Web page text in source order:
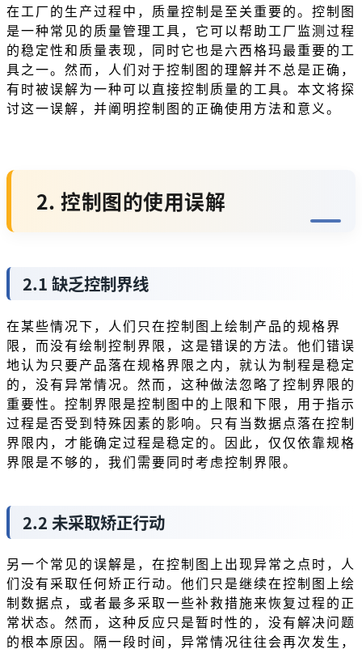
在工厂的生产过程中，质量控制是至关重要的。控制图
是一种常见的质量管理工具，它可以帮助工厂监测过程
的稳定性和质量表现，同时它也是六西格玛最重要的工
具之一。然而，人们对于控制图的理解并不总是正确，
有时被误解为一种可以直接控制质量的工具。本文将探
讨这一误解，并阐明控制图的正确使用方法和意义。
2. 控制图的使用误解
2.1 缺乏控制界线
在某些情况下，人们只在控制图上绘制产品的规格界
限，而没有绘制控制界限，这是错误的方法。他们错误
地认为只要产品落在规格界限之内，就认为制程是稳定
的，没有异常情况。然而，这种做法忽略了控制界限的
重要性。控制界限是控制图中的上限和下限，用于指示
过程是否受到特殊因素的影响。只有当数据点落在控制
界限内，才能确定过程是稳定的。因此，仅仅依靠规格
界限是不够的，我们需要同时考虑控制界限。
2.2 未采取矫正行动
另一个常见的误解是，在控制图上出现异常之点时，人
们没有采取任何矫正行动。他们只是继续在控制图上绘
制数据点，或者最多采取一些补救措施来恢复过程的正
常状态。然而，这种反应只是暂时性的，没有解决问题
的根本原因。隔一段时间，异常情况往往会再次发生，